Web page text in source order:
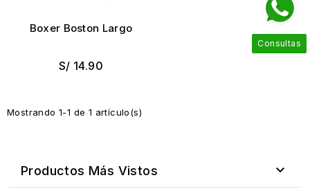
Boxer Boston Largo
S/ 14.90
Mostrando 1-1 de 1 artículo(s)
Productos Más Vistos 
Consultas